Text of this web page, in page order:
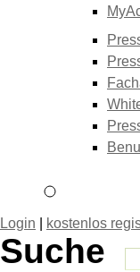
Login kostenlos
Suche